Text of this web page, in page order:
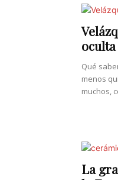
Qué
menos
muchos,
La